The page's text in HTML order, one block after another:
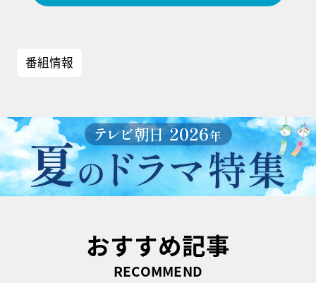
番組情報
おすすめ記事
RECOMMEND